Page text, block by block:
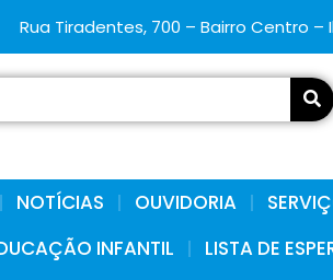
Rua Tiradentes, 700 – Bairro Centro –
NOTÍCIAS OUVIDORIA
INFANTIL
LISTA DE